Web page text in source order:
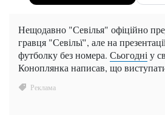
Нещодавно "Севілья" офіційно
гравця "Севільї", але на
футболку без номера. Сьогодні у
Коноплянка написав, що